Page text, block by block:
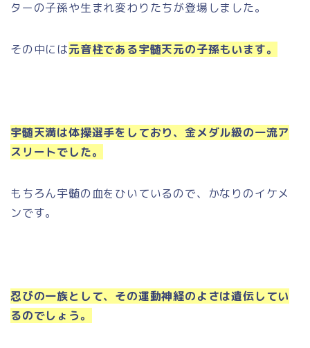
ターの子孫や生まれ変わりたちが登場しました。
その中には元音柱である宇髄天元の子孫もいます。
宇髄天満は体操選手をしており、金メダル級の一流ア
スリートでした。
もちろん宇髄の血をひいているので、かなりのイケメ
ンです。
忍びの一族として、その運動神経のよさは遺伝してい
るのでしょう。